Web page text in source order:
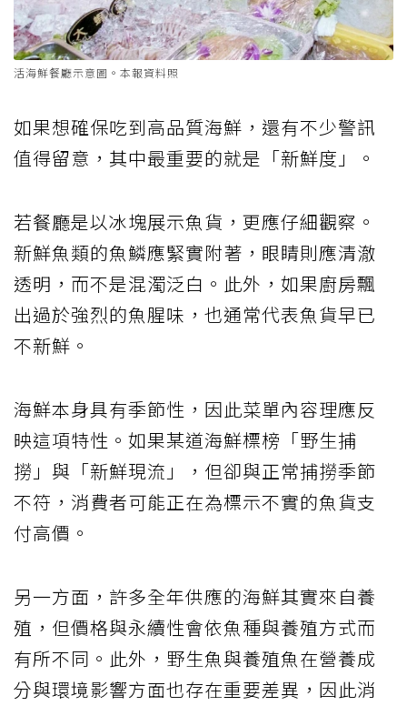
活海鮮餐廳示意圖。本報資料照
如果想確保吃到高品質海鮮，還有不少警訊
值得留意，其中最重要的就是「新鮮度」。
若餐廳是以冰塊展示魚貨，更應仔細觀察。
新鮮魚類的魚鱗應緊實附著，眼睛則應清澈
透明，而不是混濁泛白。此外，如果廚房飄
出過於強烈的魚腥味，也通常代表魚貨早已
不新鮮。
海鮮本身具有季節性，因此菜單內容理應反
映這項特性。如果某道海鮮標榜「野生捕
撈」與「新鮮現流」，但卻與正常捕撈季節
不符，消費者可能正在為標示不實的魚貨支
付高價。
另一方面，許多全年供應的海鮮其實來自養
殖，但價格與永續性會依魚種與養殖方式而
有所不同。此外，野生魚與養殖魚在營養成
分與環境影響方面也存在重要差異，因此消